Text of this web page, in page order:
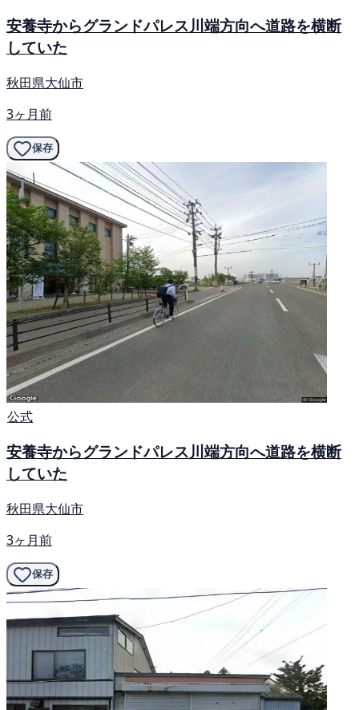
安養寺からグランドパレス川端方向へ道路を横断
していた
秋田県大仙市
3ヶ月前
保存
公式
安養寺からグランドパレス川端方向へ道路を横断
していた
秋田県大仙市
3ヶ月前
保存